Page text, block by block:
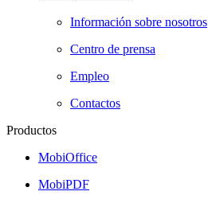
Información sobre nosotros
Centro de prensa
Empleo
Contactos
Productos
MobiOffice
MobiPDF